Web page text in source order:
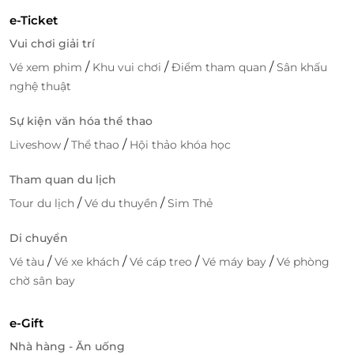
e-Ticket
Vui chơi giải trí
Vé xem phim / Khu vui chơi /Điểm tham quan /Sân khấu
nghệ thuật
Sự kiện văn hóa thể thao
Liveshow /Thể thao / Hội thảo khóa học
Tham quan du lịch
Tour du lịch /Vé du thuyền /Sim Thẻ
Di chuyển
Vé tàu /Vé xe khách /Vé cáp treo /Vé máy bay /Vé phòng
chờ sân bay
e-Gift
Nhà hàng - Ăn uống